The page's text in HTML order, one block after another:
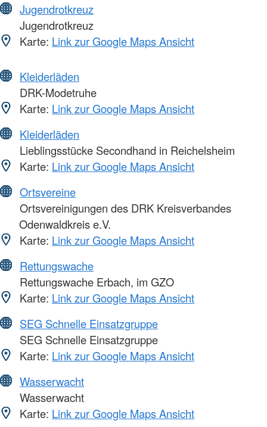
Jugendrotkreuz
Jugendrotkreuz
Karte: Link zur Google Maps Ansicht
Kleiderläden
DRK-Modetruhe
Karte: Link zur Google Maps Ansicht
Kleiderläden
Lieblingsstücke Secondhand in Reichelsheim
Karte: Link zur Google Maps Ansicht
Ortsvereine
Ortsvereinigungen des DRK Kreisverbandes
Odenwaldkreis e.V.
Karte: Link zur Google Maps Ansicht
Rettungswache
Rettungswache Erbach, im GZO
Karte: Link zur Google Maps Ansicht
SEG Schnelle Einsatzgruppe
SEG Schnelle Einsatzgruppe
Karte: Link zur Google Maps Ansicht
Wasserwacht
Wasserwacht
Karte: Link zur Google Maps Ansicht